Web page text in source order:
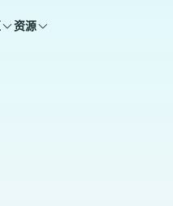
资源